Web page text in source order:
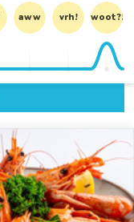
aww vrh! woot?!